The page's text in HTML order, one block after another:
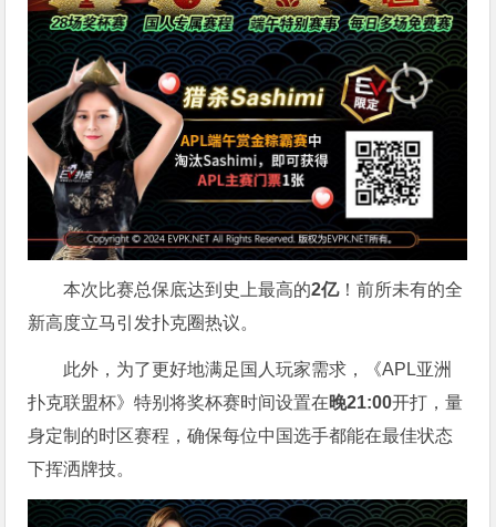
本次比赛总保底达到史上最高的2亿！前所未有的全
新高度立马引发扑克圈热议。
此外，为了更好地满足国人玩家需求，《APL亚洲
扑克联盟杯》特别将奖杯赛时间设置在晚21:00开打，量
身定制的时区赛程，确保每位中国选手都能在最佳状态
下挥洒牌技。